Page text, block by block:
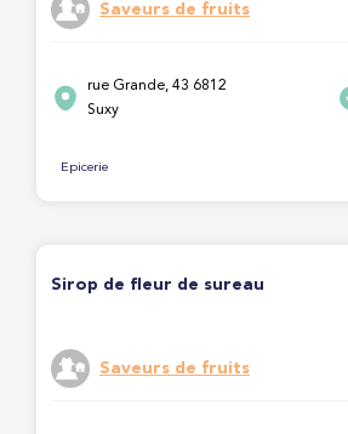
Saveurs de fruits
rue Grande, 43 6812
Suxy
Epicerie
Sirop de fleur de sureau
Saveurs de fruits